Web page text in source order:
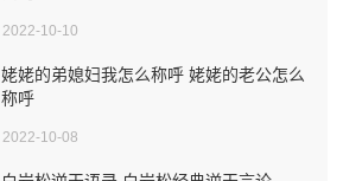
2022-10-10
姥姥的弟媳妇我怎么称呼 姥姥的老公怎么
称呼
2022-10-08